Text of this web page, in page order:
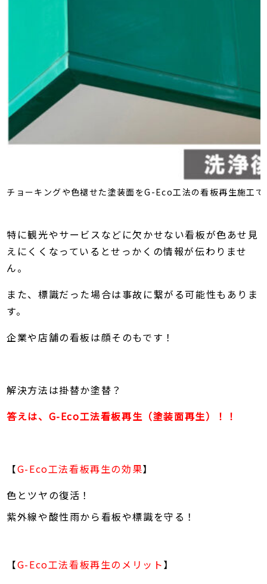
チョーキングや色褪せた塗装面をG-Eco工法の看板再生施工
特に観光やサービスなどに欠かせない看板が色あせ見
えにくくなっているとせっかくの情報が伝わりませ
ん。
また、標識だった場合は事故に繋がる可能性もありま
す。
企業や店舗の看板は顔そのもです！
解決方法は掛替か塗替？
答えは、G-Eco工法看板再生（塗装面再生）！！
【G-Eco工法看板再生の効果】
色とツヤの復活！
紫外線や酸性雨から看板や標識を守る！
【G-Eco工法看板再生のメリット】